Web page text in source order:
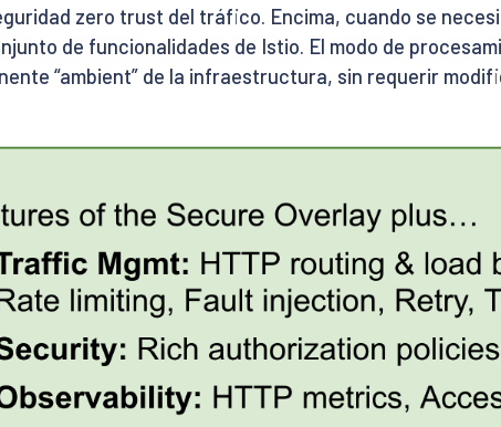
zero trust del tráfico. Encima, cuando se
de funcionalidades de Istio. El modo de
“ambient” de la infraestructura, sin requerir